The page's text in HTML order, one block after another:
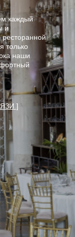
каждый
и
ресторанной
только
наши
]